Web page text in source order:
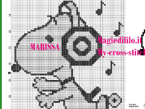
Alfabeto
Bambini
Disney
Thun